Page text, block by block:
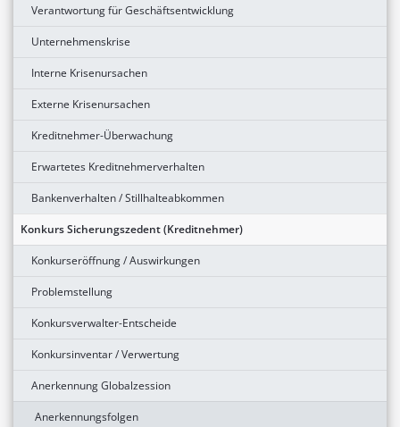
Verantwortung für Geschäftsentwicklung
Unternehmenskrise
Interne Krisenursachen
Externe Krisenursachen
Kreditnehmer-Überwachung
Erwartetes Kreditnehmerverhalten
Bankenverhalten / Stillhalteabkommen
Konkurs Sicherungszedent (Kreditnehmer)
Konkurseröffnung / Auswirkungen
Problemstellung
Konkursverwalter-Entscheide
Konkursinventar / Verwertung
Anerkennung Globalzession
Anerkennungsfolgen